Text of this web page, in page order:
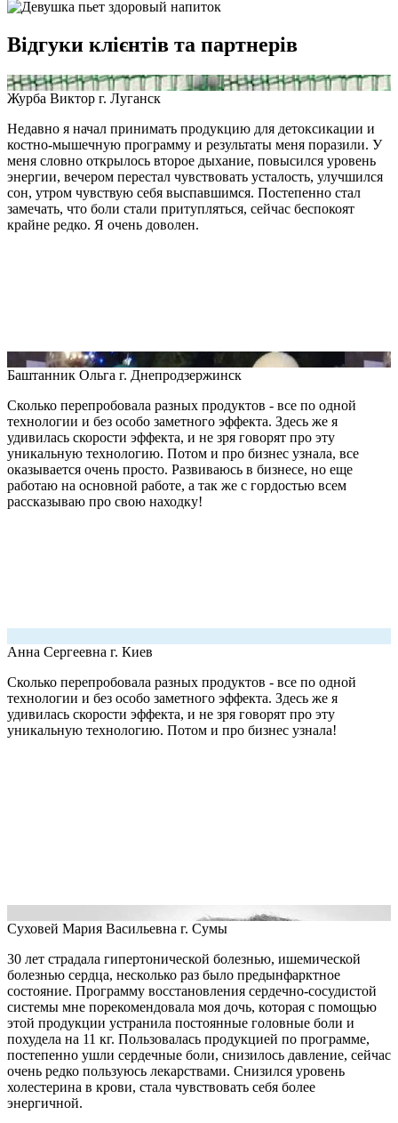
Відгуки клієнтів та партнерів
Журба Виктор г. Луганск
Недавно я начал принимать продукцию для детоксикации и
костно-мышечную программу и результаты меня поразили. У
меня словно открылось второе дыхание, повысился уровень
энергии, вечером перестал чувствовать усталость, улучшился
сон, утром чувствую себя выспавшимся. Постепенно стал
замечать, что боли стали притупляться, сейчас беспокоят
крайне редко. Я очень доволен.
Баштанник Ольга г. Днепродзержинск
Сколько перепробовала разных продуктов - все по одной
технологии и без особо заметного эффекта. Здесь же я
удивилась скорости эффекта, и не зря говорят про эту
уникальную технологию. Потом и про бизнес узнала, все
оказывается очень просто. Развиваюсь в бизнесе, но еще
работаю на основной работе, а так же с гордостью всем
рассказываю про свою находку!
Анна Сергеевна г. Киев
Сколько перепробовала разных продуктов - все по одной
технологии и без особо заметного эффекта. Здесь же я
удивилась скорости эффекта, и не зря говорят про эту
уникальную технологию. Потом и про бизнес узнала!
Суховей Мария Васильевна г. Сумы
30 лет страдала гипертонической болезнью, ишемической
болезнью сердца, несколько раз было предынфарктное
состояние. Программу восстановления сердечно-сосудистой
системы мне порекомендовала моя дочь, которая с помощью
этой продукции устранила постоянные головные боли и
похудела на 11 кг. Пользовалась продукцией по программе,
постепенно ушли сердечные боли, снизилось давление, сейчас
очень редко пользуюсь лекарствами. Снизился уровень
холестерина в крови, стала чувствовать себя более
энергичной.